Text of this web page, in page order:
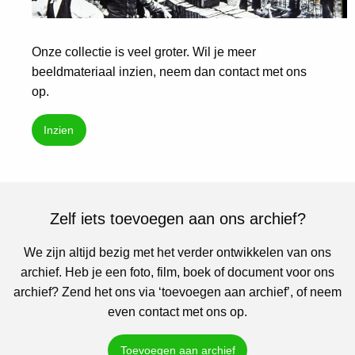
Onze collectie is veel groter. Wil je meer
beeldmateriaal inzien, neem dan contact met ons
op.
Inzien
Zelf iets toevoegen aan ons archief?
We zijn altijd bezig met het verder ontwikkelen van ons
archief. Heb je een foto, film, boek of document voor ons
archief? Zend het ons via ‘toevoegen aan archief’, of neem
even contact met ons op.
Toevoegen aan archief